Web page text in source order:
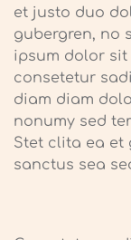
et justo duo
gubergren, no
ipsum dolor sit
consetetur
diam diam
nonumy sed
Stet clita ea et
sanctus sea